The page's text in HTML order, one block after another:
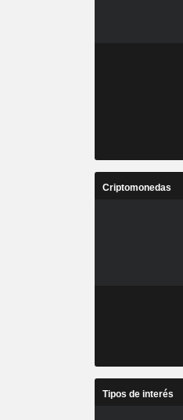
Criptomonedas
Tipos de interés